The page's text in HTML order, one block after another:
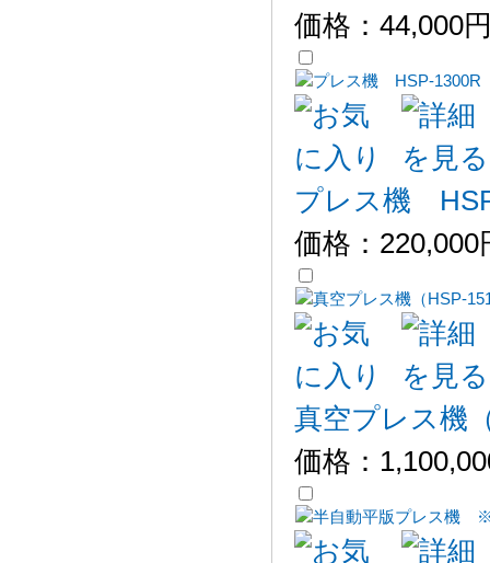
価格： 44,000
プレス機
価格： 220,000
真空プレス機
価格：